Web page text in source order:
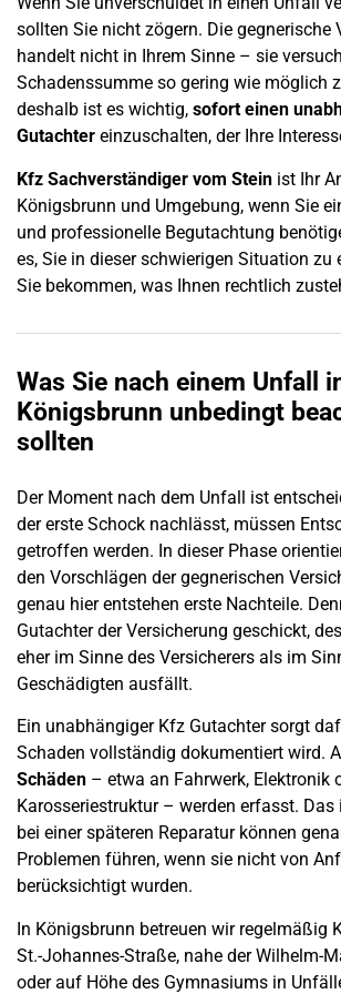
sollten Sie nicht zögern. Die gegnerische
handelt nicht in Ihrem Sinne – sie
Schadenssumme so gering wie möglich
deshalb ist es wichtig, sofort einen
Gutachter einzuschalten, der Ihre
Kfz Sachverständiger vom Stein ist Ihr
Königsbrunn und Umgebung, wenn Sie
und professionelle Begutachtung
es, Sie in dieser schwierigen Situation
Sie bekommen, was Ihnen rechtlich
Was Sie nach einem Unfall
Königsbrunn unbedingt
sollten
Der Moment nach dem Unfall ist
der erste Schock nachlässt, müssen
getroffen werden. In dieser Phase
den Vorschlägen der gegnerischen
genau hier entstehen erste Nachteile.
Gutachter der Versicherung geschickt,
eher im Sinne des Versicherers als im
Geschädigten ausfällt.
Ein unabhängiger Kfz Gutachter sorgt
Schaden vollständig dokumentiert wird.
Schäden – etwa an Fahrwerk, Elektronik
Karosseriestruktur – werden erfasst.
bei einer späteren Reparatur können
Problemen führen, wenn sie nicht von
berücksichtigt wurden.
In Königsbrunn betreuen wir regelmäßig
St.-Johannes-Straße, nahe der Wilhelm-
oder auf Höhe des Gymnasiums in